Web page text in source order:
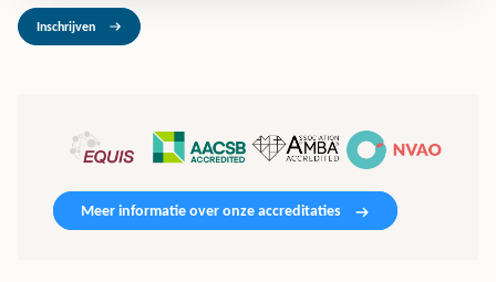
Inschrijven
Meer informatie over onze accreditaties